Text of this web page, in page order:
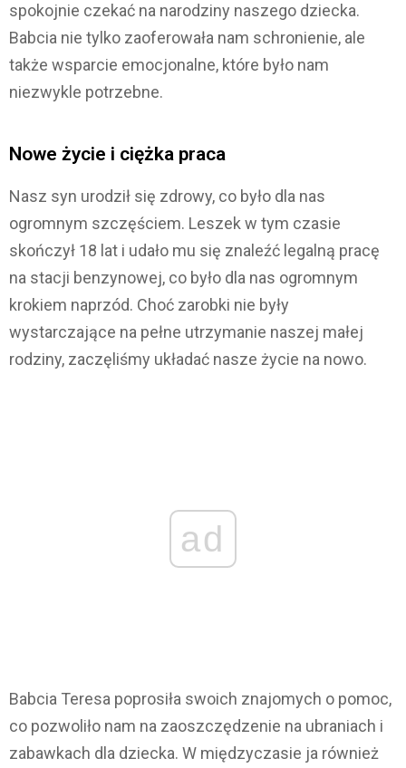
spokojnie czekać na narodziny naszego dziecka.
Babcia nie tylko zaoferowała nam schronienie, ale
także wsparcie emocjonalne, które było nam
niezwykle potrzebne.
Nowe życie i ciężka praca
Nasz syn urodził się zdrowy, co było dla nas
ogromnym szczęściem. Leszek w tym czasie
skończył 18 lat i udało mu się znaleźć legalną pracę
na stacji benzynowej, co było dla nas ogromnym
krokiem naprzód. Choć zarobki nie były
wystarczające na pełne utrzymanie naszej małej
rodziny, zaczęliśmy układać nasze życie na nowo.
ad
Babcia Teresa poprosiła swoich znajomych o pomoc,
co pozwoliło nam na zaoszczędzenie na ubraniach i
zabawkach dla dziecka. W międzyczasie ja również